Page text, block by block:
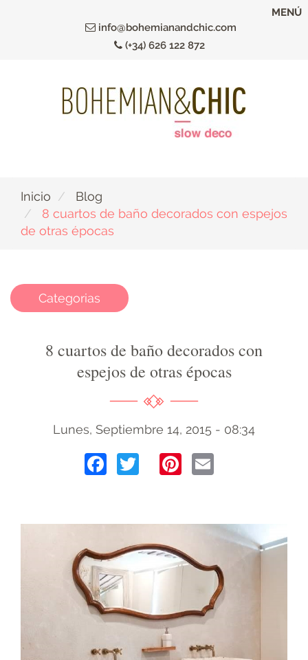
info@bohemianandchic.com
(+34) 626 122 872
MENÚ
Inicio
Blog
8 cuartos de baño decorados con espejos
de otras épocas
Categorias
8 cuartos de baño decorados con
espejos de otras épocas
Lunes, Septiembre 14, 2015 - 08:34
Facebook
TwitterPinterest
Email